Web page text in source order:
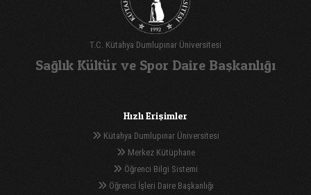
T.C. Kütahya Dumlupınar Üniversitesi
Sağlık Kültür ve Spor Daire Başkanlığı
Hızlı Erişimler
Kütahya Dumlupınar Üniversitesi
Merkez Kütüphane
Öğrenci Bilgi Sistemi
Öğrenci İşleri Daire Başkanlığı